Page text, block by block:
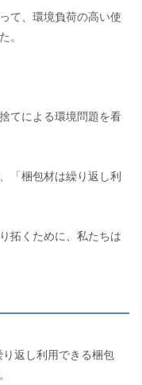
て、環境負荷の高い使
。
てによる環境問題を看
「梱包材は繰り返し利
拓くために、私たちは
返し利用できる梱包